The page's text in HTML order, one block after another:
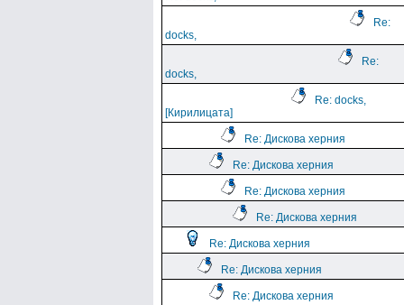
Re:
docks,
Re:
docks,
Re: docks,
[Кирилицата]
Re: Дискова херния
Re: Дискова херния
Re: Дискова херния
Re: Дискова херния
Re: Дискова херния
Re: Дискова херния
Re: Дискова херния